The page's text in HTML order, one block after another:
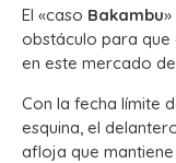
El «caso Bakambu
obstáculo para que
en este mercado
Con la fecha límite
esquina, el
afloja que